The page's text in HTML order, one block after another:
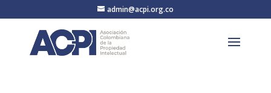
admin@acpi.org.co